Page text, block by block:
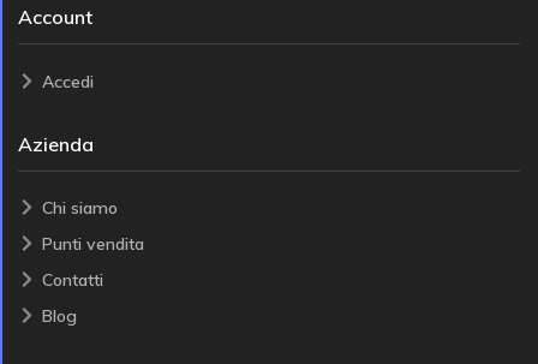
Account
Accedi
Azienda
Chi siamo
Punti vendita
Contatti
Blog